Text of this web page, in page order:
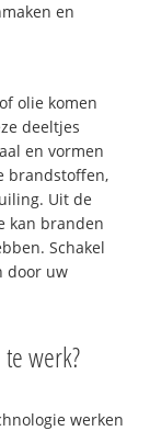
en
olie komen
deeltjes
en vormen
brandstoffen,
Uit de
kan branden
Schakel
door uw
werk?
werken